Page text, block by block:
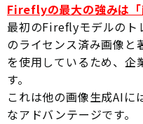
Fireflyの最大の強みは「
最初のFireflyモデルの
のライセンス済み画像と
を使用しているため、企
す。
これは他の画像生成AIに
なアドバンテージです。